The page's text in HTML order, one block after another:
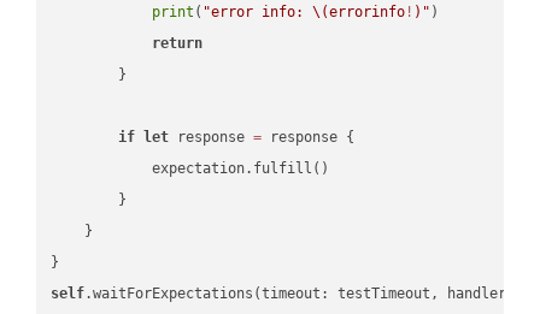
print ( "error info: \(errorinfo ! ) " )
return
        }
if let response = response {
            expectation.fulfill()
        }
    }
self.waitForExpectations(timeout: testTimeout, handler: